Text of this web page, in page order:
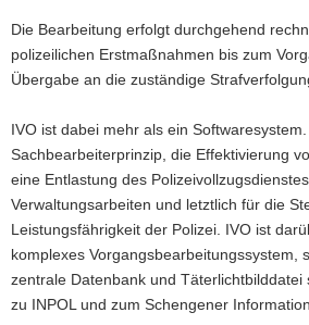
o
n
Die Bearbeitung erfolgt durchgehend
polizeilichen Erstmaßnahmen bis zum
Übergabe an die zuständige
IVO ist dabei mehr als ein
Sachbearbeiterprinzip, die Effektivierung
eine Entlastung des
Verwaltungsarbeiten und letztlich für die
Leistungsfährigkeit der Polizei. IVO ist
komplexes Vorgangsbearbeitungssystem,
zentrale Datenbank und Täterlichtbilddatei
zu INPOL und zum Schengener